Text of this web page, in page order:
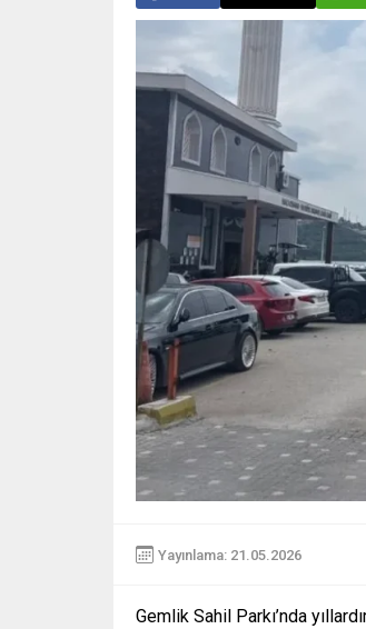
Yayınlama: 21.05.2026
Gemlik Sahil Parkı’nda